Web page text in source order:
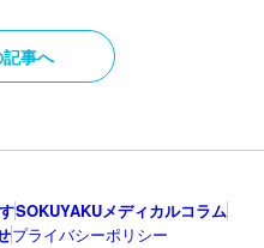
事へ
SOKUYAKUメディカルコラム
プライバシーポリシー